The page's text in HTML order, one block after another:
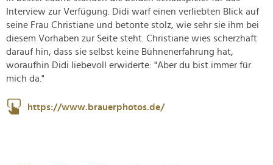
Interview zur Verfügung. Didi warf einen verliebten Blick auf
seine Frau Christiane und betonte stolz, wie sehr sie ihm bei
diesem Vorhaben zur Seite steht. Christiane wies scherzhaft
darauf hin, dass sie selbst keine Bühnenerfahrung hat,
woraufhin Didi liebevoll erwiderte: "Aber du bist immer für
mich da."
https://www.brauerphotos.de/